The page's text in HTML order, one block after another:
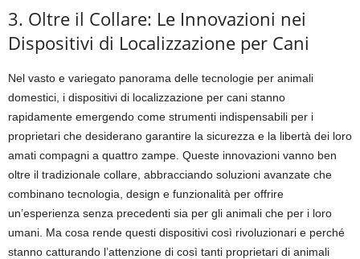
3. Oltre il Collare: Le Innovazioni nei
Dispositivi di Localizzazione per Cani
Nel vasto e variegato panorama delle tecnologie per animali
domestici, i dispositivi di localizzazione per cani stanno
rapidamente emergendo come strumenti indispensabili per i
proprietari che desiderano garantire la sicurezza e la libertà dei loro
amati compagni a quattro zampe. Queste innovazioni vanno ben
oltre il tradizionale collare, abbracciando soluzioni avanzate che
combinano tecnologia, design e funzionalità per offrire
un’esperienza senza precedenti sia per gli animali che per i loro
umani. Ma cosa rende questi dispositivi così rivoluzionari e perché
stanno catturando l’attenzione di così tanti proprietari di animali